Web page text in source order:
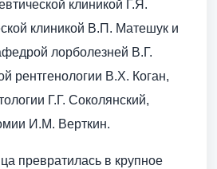
клиникой Г.Я.
клиникой В.П. Матешук и
лор­болезней В.Г.
рентгенологии В.Х. Коган,
Г.Г. Соколянский,
И.М. Верткин.
превратилась в крупное